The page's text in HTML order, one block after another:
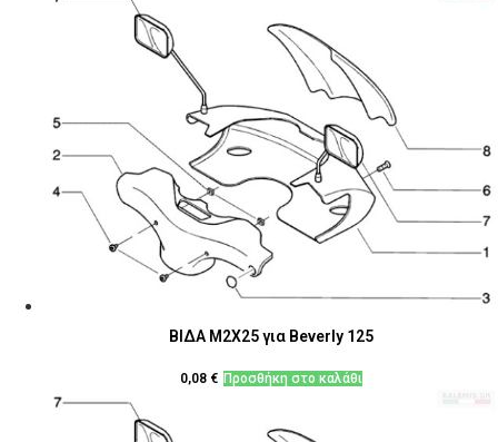
ΒΙΔΑ M2X25 για Beverly 125
0,08 € Προσθήκη στο καλάθι